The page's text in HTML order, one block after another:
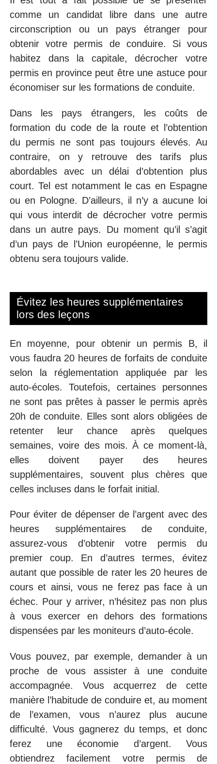
comme un candidat libre dans une autre
circonscription ou un pays étranger pour
obtenir votre permis de conduire. Si vous
habitez dans la capitale, décrocher votre
permis en province peut être une astuce pour
économiser sur les formations de conduite.
Dans les pays étrangers, les coûts de
formation du code de la route et l’obtention
du permis ne sont pas toujours élevés. Au
contraire, on y retrouve des tarifs plus
abordables avec un délai d’obtention plus
court. Tel est notamment le cas en Espagne
ou en Pologne. D’ailleurs, il n’y a aucune loi
qui vous interdit de décrocher votre permis
dans un autre pays. Du moment qu’il s’agit
d’un pays de l’Union européenne, le permis
obtenu sera toujours valide.
Évitez les heures supplémentaires
lors des leçons
En moyenne, pour obtenir un permis B, il
vous faudra 20 heures de forfaits de conduite
selon la réglementation appliquée par les
auto-écoles. Toutefois, certaines personnes
ne sont pas prêtes à passer le permis après
20h de conduite. Elles sont alors obligées de
retenter leur chance après quelques
semaines, voire des mois. À ce moment-là,
elles doivent payer des heures
supplémentaires, souvent plus chères que
celles incluses dans le forfait initial.
Pour éviter de dépenser de l’argent avec des
heures supplémentaires de conduite,
assurez-vous d’obtenir votre permis du
premier coup. En d’autres termes, évitez
autant que possible de rater les 20 heures de
cours et ainsi, vous ne ferez pas face à un
échec. Pour y arriver, n’hésitez pas non plus
à vous exercer en dehors des formations
dispensées par les moniteurs d’auto-école.
Vous pouvez, par exemple, demander à un
proche de vous assister à une conduite
accompagnée. Vous acquerrez de cette
manière l’habitude de conduire et, au moment
de l’examen, vous n’aurez plus aucune
difficulté. Vous gagnerez du temps, et donc
ferez une économie d’argent. Vous
obtiendrez facilement votre permis de